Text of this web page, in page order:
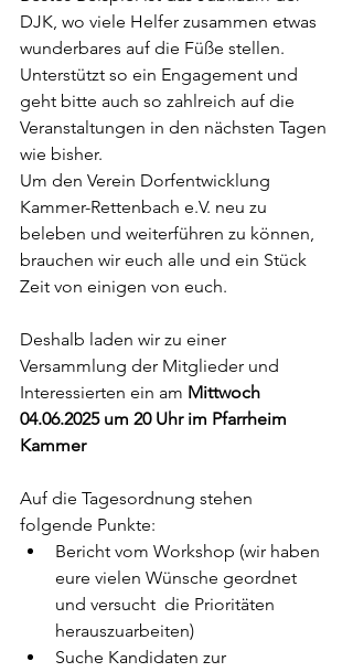
DJK, wo viele Helfer zusammen etwas
wunderbares auf die Füße stellen.
Unterstützt so ein Engagement und
geht bitte auch so zahlreich auf die
Veranstaltungen in den nächsten Tagen
wie bisher.
Um den Verein Dorfentwicklung
Kammer-Rettenbach e.V. neu zu
beleben und weiterführen zu können,
brauchen wir euch alle und ein Stück
Zeit von einigen von euch.
Deshalb laden wir zu einer
Versammlung der Mitglieder und
Interessierten ein am Mittwoch
04.06.2025 um 20 Uhr im Pfarrheim
Kammer
Auf die Tagesordnung stehen
folgende Punkte:
Bericht vom Workshop (wir haben
eure vielen Wünsche geordnet
und versucht  die Prioritäten
herauszuarbeiten)
Suche Kandidaten zur